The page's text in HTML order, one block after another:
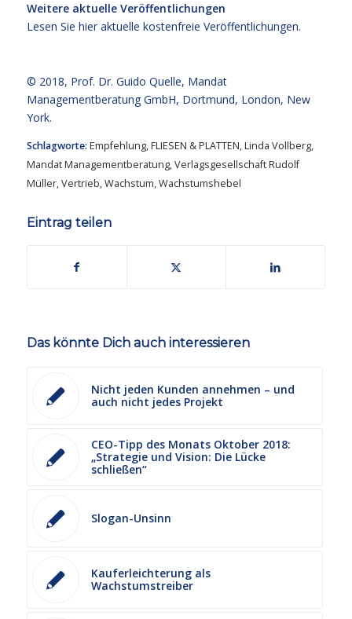
Weitere aktuelle Veröffentlichungen
Lesen Sie hier aktuelle kostenfreie Veröffentlichungen.
© 2018, Prof. Dr. Guido Quelle, Mandat
Managementberatung GmbH, Dortmund, London, New
York.
Schlagworte: Empfehlung,FLIESEN & PLATTEN,Linda Vollberg,
Mandat Managementberatung,Verlagsgesellschaft Rudolf
Müller,Vertrieb,Wachstum,Wachstumshebel
Eintrag teilen
Das könnte Dich auch interessieren
Nicht jeden Kunden annehmen – und
auch nicht jedes Projekt
CEO-Tipp des Monats Oktober 2018:
„Strategie und Vision: Die Lücke
schließen“
Slogan-Unsinn
Kauferleichterung als
Wachstumstreiber